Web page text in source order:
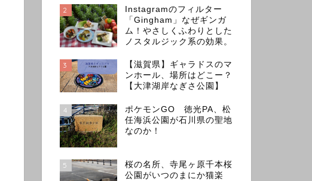
2
Instagramのフィルター
「Gingham」なぜギンガ
ム！やさしくふわりとした
ノスタルジック系の効果。
3
【滋賀県】ギャラドスのマ
ンホール、場所はどこー？
【大津湖岸なぎさ公園】
4
ポケモンGO 徳光PA、松
任海浜公園が石川県の聖地
なのか！
5
桜の名所、寺尾ヶ原千本桜
公園がいつのまにか猫楽